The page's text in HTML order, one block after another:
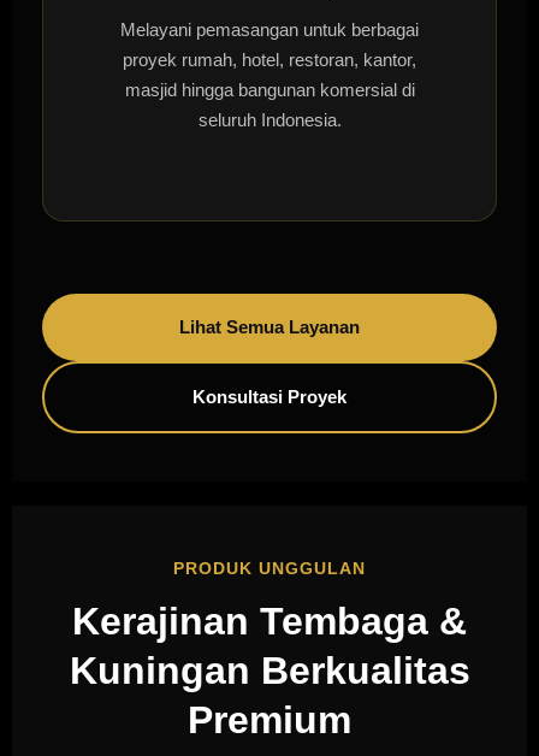
Melayani pemasangan untuk berbagai
proyek rumah, hotel, restoran, kantor,
masjid hingga bangunan komersial di
seluruh Indonesia.
Lihat Semua Layanan
Konsultasi Proyek
PRODUK UNGGULAN
Kerajinan Tembaga &
Kuningan Berkualitas
Premium